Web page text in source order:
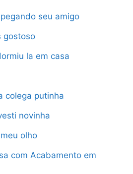
seu amigo
gostoso
la em casa
colega putinha
novinha
olho
com Acabamento em